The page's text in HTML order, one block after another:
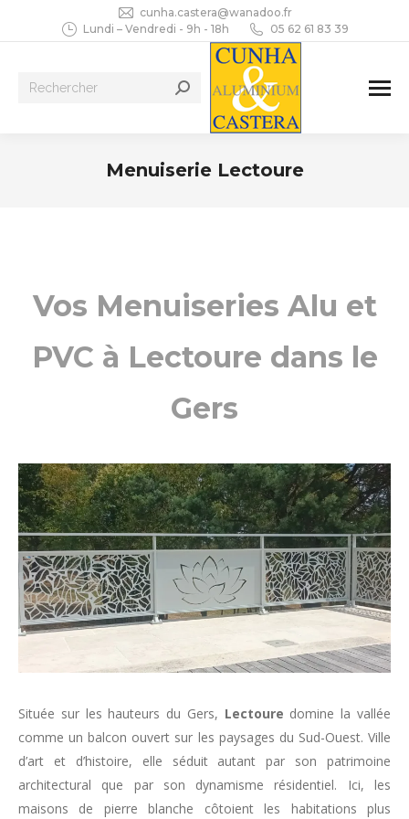
cunha.castera@wanadoo.fr
Lundi – Vendredi - 9h - 18h
05 62 61 83 39
Recherche
Menuiserie Lectoure
Vos Menuiseries Alu et
PVC à Lectoure dans le
Gers
Située sur les hauteurs du Gers, Lectoure domine la vallée
comme un balcon ouvert sur les paysages du Sud-Ouest. Ville
d’art et d’histoire, elle séduit autant par son patrimoine
architectural que par son dynamisme résidentiel. Ici, les
maisons de pierre blanche côtoient les habitations plus